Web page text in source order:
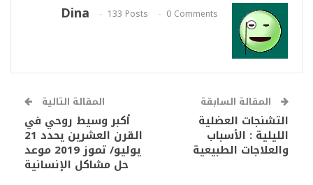
Dina 133 Posts 0 Comments
المقالة السابقة
التشنجات العضلية
الليلية : الأسباب
والعلاجات الطبيعية
المقالة التالية
أكبر وسيط روحي في
القرن العشرين يحدد 21
يوليو/ تموز 2019 موعد
حل مشاكل الإنسانية